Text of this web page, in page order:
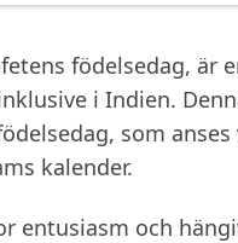
födelsedag, är
i Indien.
som anses
kalender.
entusiasm och